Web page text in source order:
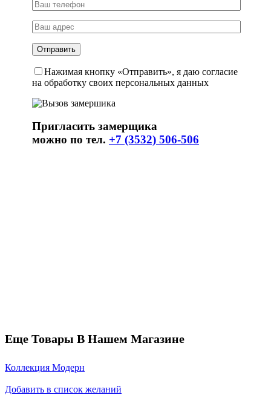
Нажимая кнопку «Отправить», я даю согласие
на обработку своих персональных данных
Пригласить замерщика
можно по тел. +7 (3532) 506-506
Еще Товары В Нашем Магазине
Коллекция Модерн
Добавить в список желаний